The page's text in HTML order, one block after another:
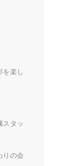
を楽し
スタッ
りの会